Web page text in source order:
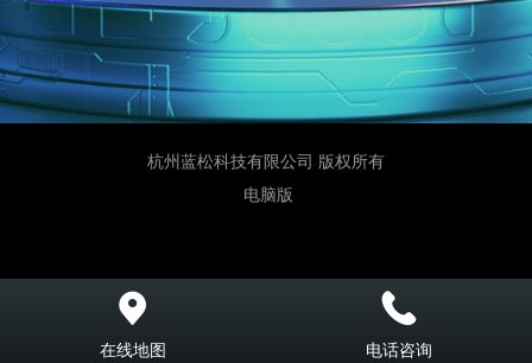
杭州蓝松科技有限公司 版权所有
电脑版
在线地图 电话咨询